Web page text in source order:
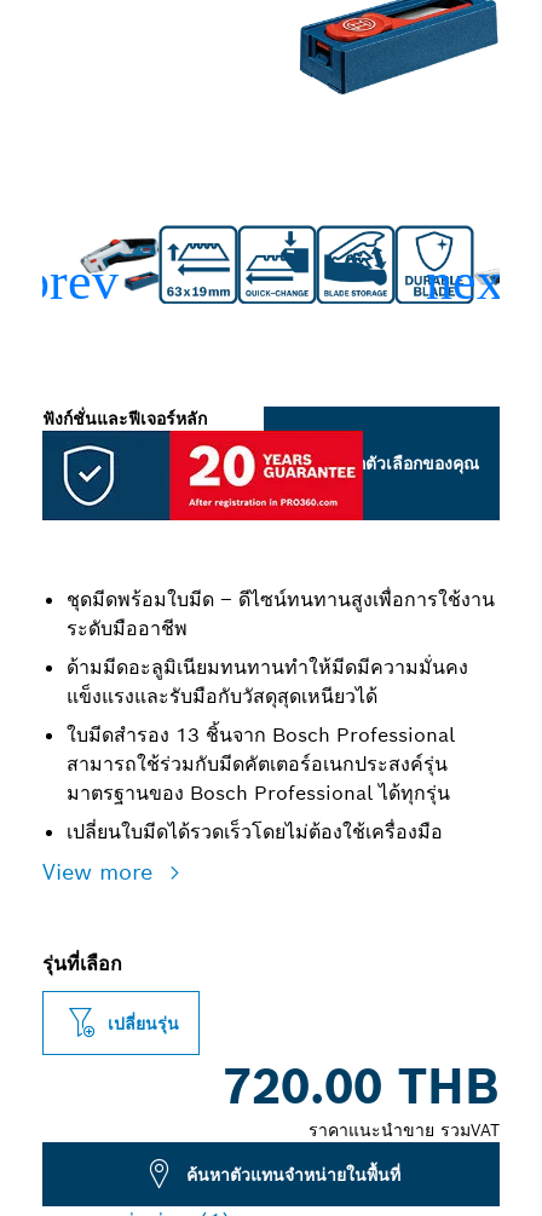
ชุดมีดพร้อมใบมีด – ดีไซน์ทนทานสูงเพื่อการใช้งาน
ระดับมืออาชีพ
ด้ามมีดอะลูมิเนียมทนทานทำให้มีดมีความมั่นคง
แข็งแรงและรับมือกับวัสดุสุดเหนียวได้
ใบมีดสำรอง 13 ชิ้นจาก Bosch Professional
สามารถใช้ร่วมกับมีดคัตเตอร์อเนกประสงค์รุ่น
มาตรฐานของ Bosch Professional ได้ทุกรุ่น
เปลี่ยนใบมีดได้รวดเร็วโดยไม่ต้องใช้เครื่องมือ
View more
ฟังก์ชั่นและฟีเจอร์หลัก
เลือกตัวเลือกของคุณ
รุ่นที่เลือก
เปลี่ยนรุ่น
720.00 THB
ราคาแนะนำขาย รวมVAT
ค้นหาตัวแทนจำหน่ายในพื้นที่